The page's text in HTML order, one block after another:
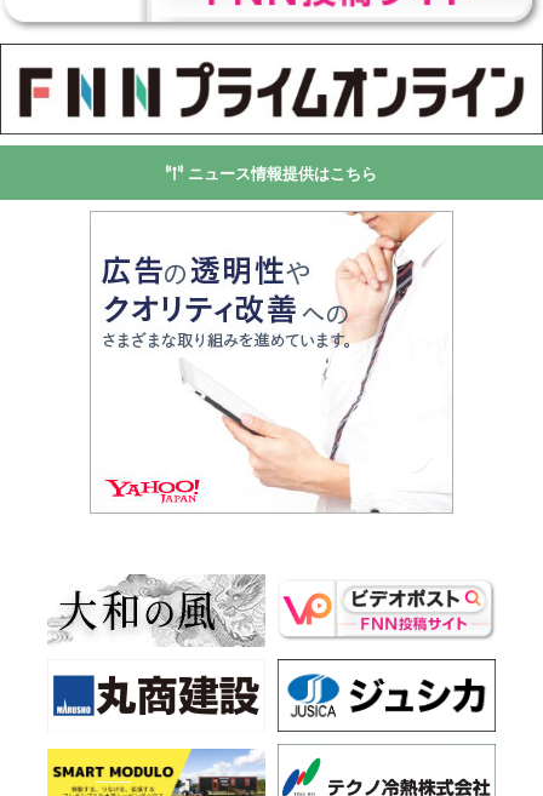
ニュース情報提供はこちら